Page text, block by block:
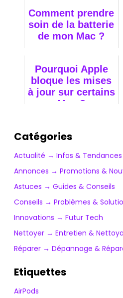
Comment prendre
soin de la batterie
de mon Mac ?
Pourquoi Apple
bloque les mises
à jour sur certains
Mac ?
Catégories
Actualité → Infos &
Annonces → Promotions &
Astuces → Guides & Conseils
Conseils → Problèmes &
Innovations → Futur Tech
Nettoyer → Entretien &
Réparer → Dépannage &
Etiquettes
AirPods